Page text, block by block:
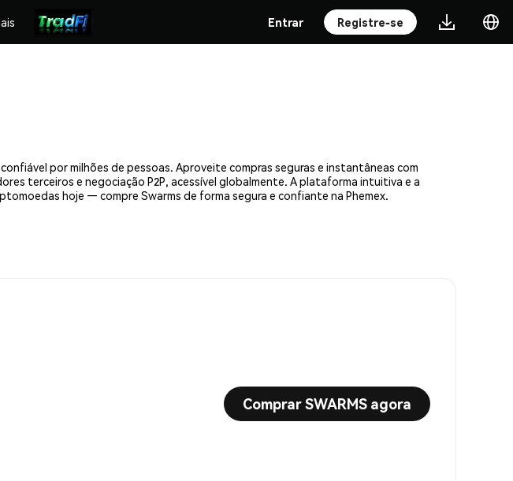
Entrar Registre-se
por milhões de pessoas. Aproveite compras seguras e instantâneas com
terceiros e negociação P2P, acessível globalmente. A plataforma intuitiva e a
hoje — compre Swarms de forma segura e confiante na Phemex.
Comprar SWARMS agora